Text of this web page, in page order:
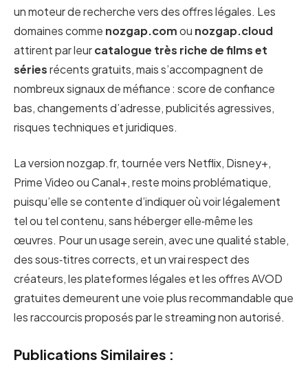
un moteur de recherche vers des offres légales. Les
domaines comme nozgap.comou nozgap.cloud
attirent par leurcatalogue très riche de films et
sériesrécents gratuits, mais s’accompagnent de
nombreux signaux de méfiance : score de confiance
bas, changements d’adresse, publicités agressives,
risques techniques et juridiques.
La version nozgap.fr, tournée vers Netflix, Disney+,
Prime Video ou Canal+, reste moins problématique,
puisqu’elle se contente d’indiquer où voir légalement
tel ou tel contenu, sans héberger elle‑même les
œuvres. Pour un usage serein, avec une qualité stable,
des sous‑titres corrects, et un vrai respect des
créateurs, les plateformes légales et les offres AVOD
gratuites demeurent une voie plus recommandable que
les raccourcis proposés par le streaming non autorisé.
Publications Similaires :